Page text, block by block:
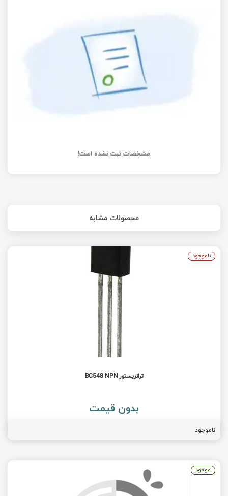
ساخت مدار الکتریکی بی سیم
مشخصات ثبت نشده است!
محصولات مشابه
ترانزیستور BC548 NPN
بدون قیمت
ناموجود
ناموجود
موجود